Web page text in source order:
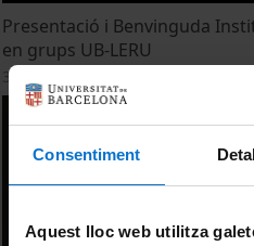
Consentiment
Aquest lloc web utilitza
Presentació i Benvinguda
en grups UB-LERU
30 maig, 2023